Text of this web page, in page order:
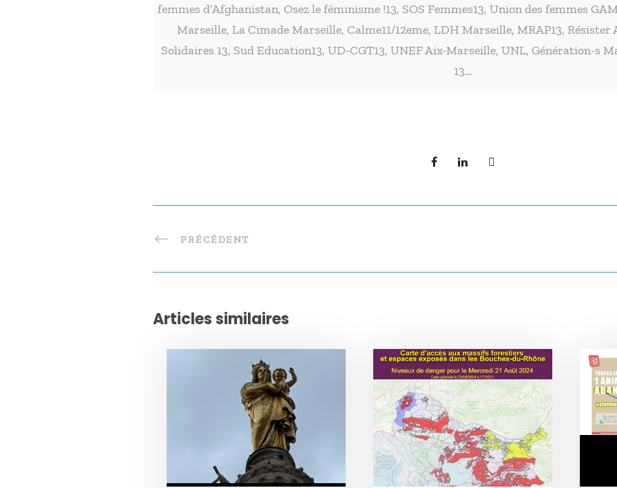
femmes d’Afghanistan, Osez le féminisme !13, SOS Femmes13, Union des femmes
Marseille, La Cimade Marseille, Calme11/12eme, LDH Marseille, MRAP13, Résister
Solidaires 13, Sud Education13, UD-CGT13, UNEF Aix-Marseille, UNL, Génération-s
13…
PRÉCÉDENT
Articles similaires